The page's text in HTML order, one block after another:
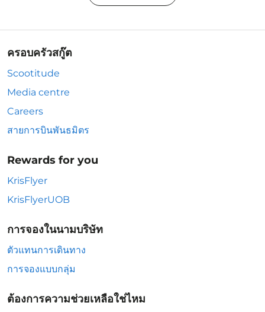
ครอบครัวสกู๊ต
Scootitude
Media centre
Careers
สายการบินพันธมิตร
Rewards for you
KrisFlyer
KrisFlyerUOB
การจองในนามบริษัท
ตัวแทนการเดินทาง
การจองแบบกลุ่ม
ต้องการความช่วยเหลือใช่ไหม